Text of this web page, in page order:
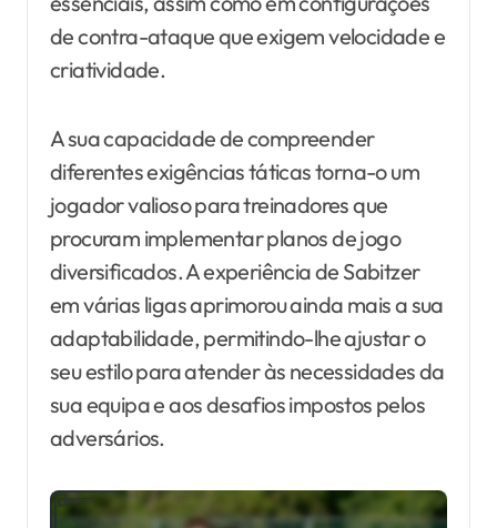
de contra-ataque que exigem velocidade e
criatividade.
A sua capacidade de compreender
diferentes exigências táticas torna-o um
jogador valioso para treinadores que
procuram implementar planos de jogo
diversificados. A experiência de Sabitzer
em várias ligas aprimorou ainda mais a sua
adaptabilidade, permitindo-lhe ajustar o
seu estilo para atender às necessidades da
sua equipa e aos desafios impostos pelos
adversários.